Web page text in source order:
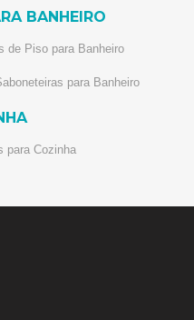
BANHEIRO
de Piso para Banheiro
para Banheiro
para Cozinha